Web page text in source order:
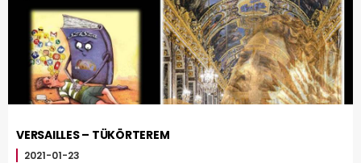
VERSAILLES – TÜKÖRTEREM
2021-01-23